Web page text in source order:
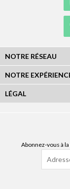
NOTRE RÉSEAU
NOTRE
LÉGAL
Abonnez-vous à